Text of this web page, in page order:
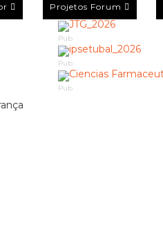
Projetos Forum
Pub
Pub
Pub